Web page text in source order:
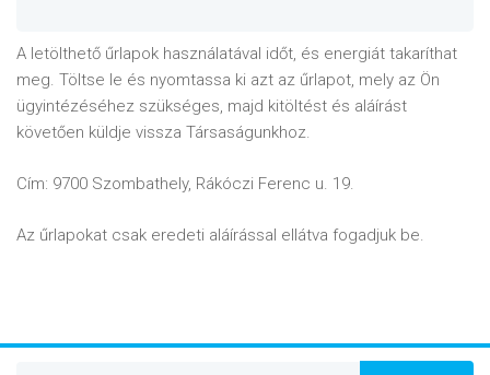
A letölthető űrlapok használatával időt, és energiát takaríthat
meg. Töltse le és nyomtassa ki azt az űrlapot, mely az Ön
ügyintézéséhez szükséges, majd kitöltést és aláírást
követően küldje vissza Társaságunkhoz.
Cím: 9700 Szombathely, Rákóczi Ferenc u. 19.
Az űrlapokat csak eredeti aláírással ellátva fogadjuk be.